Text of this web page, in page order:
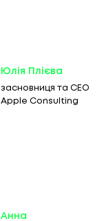
Юлія Плієва
засновниця та СЕО
Apple Consulting
Анна